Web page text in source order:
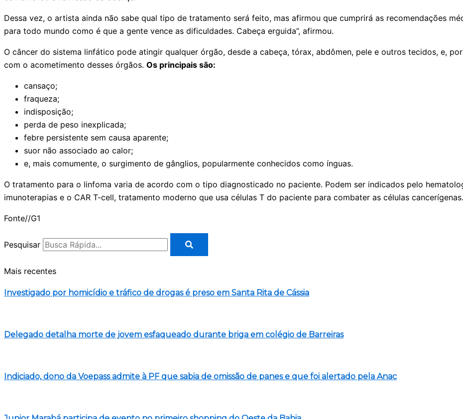
Dessa vez, o artista ainda não sabe qual tipo de tratamento será feito, mas afirmou que cumprirá as recomendações
para todo mundo como é que a gente vence as dificuldades. Cabeça erguida”, afirmou.
O câncer do sistema linfático pode atingir qualquer órgão, desde a cabeça, tórax, abdômen, pele e outros tecidos, e,
com o acometimento desses órgãos. Os principais são:
cansaço;
fraqueza;
indisposição;
perda de peso inexplicada;
febre persistente sem causa aparente;
suor não associado ao calor;
e, mais comumente, o surgimento de gânglios, popularmente conhecidos como ínguas.
O tratamento para o linfoma varia de acordo com o tipo diagnosticado no paciente. Podem ser indicados pelo
imunoterapias e o CAR T-cell, tratamento moderno que usa células T do paciente para combater as células cancerígenas.
Fonte//G1
Pesquisar
Mais recentes
Investigado por homicídio e tráfico de drogas é preso em Santa Rita de Cássia
Delegado detalha morte de jovem esfaqueado durante briga em colégio de Barreiras
Indiciado, dono da Voepass admite à PF que sabia de omissão de panes e que foi alertado pela Anac